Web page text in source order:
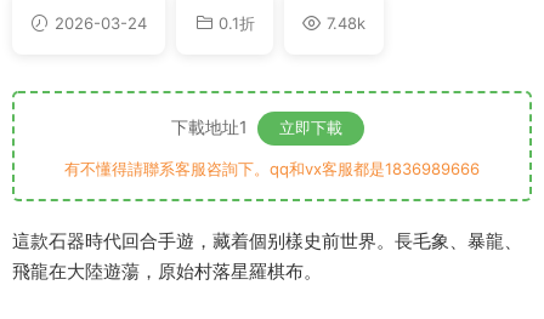
2026-03-24 0.1折 7.48k
下載地址1 立即下載
有不懂得請聯系客服咨詢下。qq和vx客服都是1836989666
這款石器時代回合手遊，藏着個别樣史前世界。長毛象、暴龍、
飛龍在大陸遊蕩，原始村落星羅棋布。